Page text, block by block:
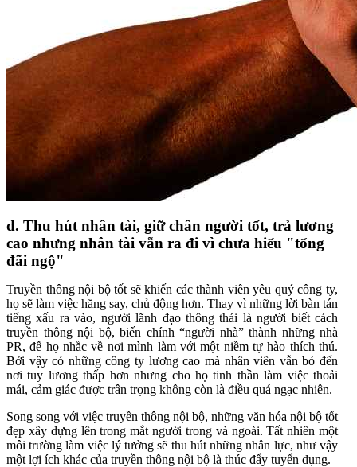
d. Thu hút nhân tài, giữ chân người tốt, trả lương
cao nhưng nhân tài vẫn ra đi vì chưa hiểu "tổng
đãi ngộ"
Truyền thông nội bộ tốt sẽ khiến các thành viên yêu quý công ty,
họ sẽ làm việc hăng say, chủ động hơn. Thay vì những lời bàn tán
tiếng xấu ra vào, người lãnh đạo thông thái là người biết cách
truyền thông nội bộ, biến chính “người nhà” thành những nhà
PR, để họ nhắc về nơi mình làm với một niềm tự hào thích thú.
Bởi vậy có những công ty lương cao mà nhân viên vẫn bỏ đến
nơi tuy lương thấp hơn nhưng cho họ tinh thần làm việc thoải
mái, cảm giác được trân trọng không còn là điều quá ngạc nhiên.
Song song với việc truyền thông nội bộ, những văn hóa nội bộ tốt
đẹp xây dựng lên trong mắt người trong và ngoài. Tất nhiên một
môi trường làm việc lý tưởng sẽ thu hút những nhân lực, như vậy
một lợi ích khác của truyền thông nội bộ là thúc đẩy tuyển dụng.